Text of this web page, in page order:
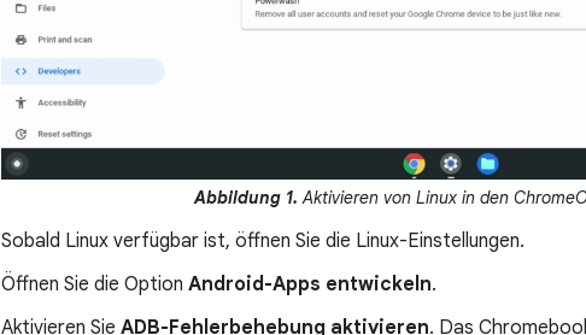
Abbildung 1. Aktivieren von Linux in den
Sobald Linux verfügbar ist, öffnen Sie die Linux-Einstellungen.
Öffnen Sie die Option Android-Apps entwickeln.
Aktivieren Sie ADB-Fehlerbehebung aktivieren. Das